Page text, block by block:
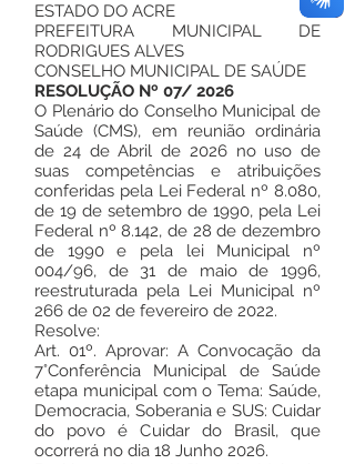
ESTADO DO ACRE
PREFEITURA MUNICIPAL DE
RODRIGUES ALVES
CONSELHO MUNICIPAL DE SAÚDE
RESOLUÇÃO Nº 07/ 2026
O Plenário do Conselho Municipal de
Saúde (CMS), em reunião ordinária
de 24 de Abril de 2026 no uso de
suas competências e atribuições
conferidas pela Lei Federal nº 8.080,
de 19 de setembro de 1990, pela Lei
Federal nº 8.142, de 28 de dezembro
de 1990 e pela lei Municipal nº
004/96, de 31 de maio de 1996,
reestruturada pela Lei Municipal nº
266 de 02 de fevereiro de 2022.
Resolve:
Art. 01º. Aprovar: A Convocação da
7°Conferência Municipal de Saúde
etapa municipal com o Tema: Saúde,
Democracia, Soberania e SUS: Cuidar
do povo é Cuidar do Brasil, que
ocorrerá no dia 18 Junho 2026.